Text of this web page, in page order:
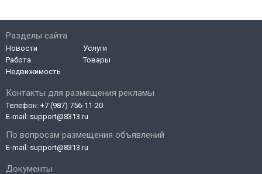
Контакты для размещения рекламы
Телефон: +7 (987) 756-11-20
E-mail: support@8313.ru
По вопросам размещения объявлений
E-mail: support@8313.ru
Документы
Разделы сайта
Новости
Работа
Недвижимость
Услуги
Товары